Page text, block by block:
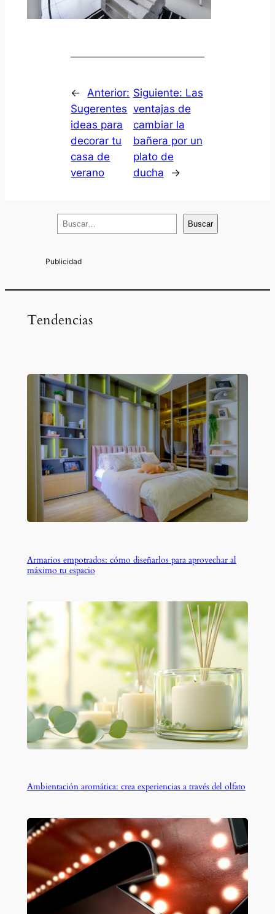
←
Anterior:
Sugerentes
ideas para
decorar tu
casa de
verano
Siguiente: Las
ventajas de
cambiar la
bañera por un
plato de
ducha
→
u
Buscar
Tendencias
Armarios empotrados: cómo diseñarlos para aprovechar al
máximo tu espacio
Ambientación aromática: crea experiencias a través del olfato